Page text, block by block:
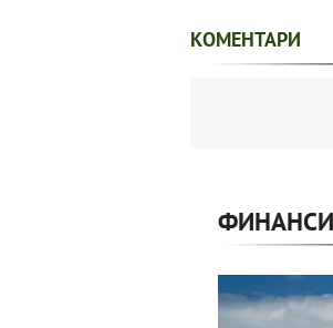
КОМЕНТАРИ
ФИНАНСИ